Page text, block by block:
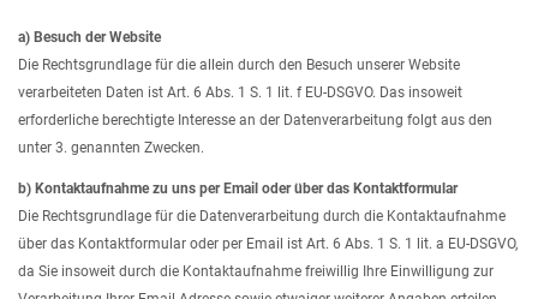
a) Besuch der Website
Die Rechtsgrundlage für die allein durch den Besuch unserer Website
verarbeiteten Daten ist Art. 6 Abs. 1 S. 1 lit. f EU-DSGVO. Das insoweit
erforderliche berechtigte Interesse an der Datenverarbeitung folgt aus den
unter 3. genannten Zwecken.
b) Kontaktaufnahme zu uns per Email oder über das Kontaktformular
Die Rechtsgrundlage für die Datenverarbeitung durch die Kontaktaufnahme
über das Kontaktformular oder per Email ist Art. 6 Abs. 1 S. 1 lit. a EU-DSGVO,
da Sie insoweit durch die Kontaktaufnahme freiwillig Ihre Einwilligung zur